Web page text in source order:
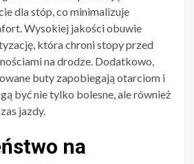
dla stóp, co minimalizuje
Wysokiej jakości obuwie
która chroni stopy przed
na drodze. Dodatkowo,
buty zapobiegają otarciom i
być nie tylko bolesne, ale również
jazdy.
na